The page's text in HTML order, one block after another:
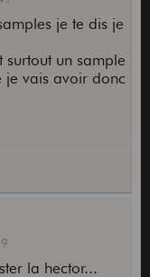
je te dis je
surtout un sample
je vais avoir donc
la hector...